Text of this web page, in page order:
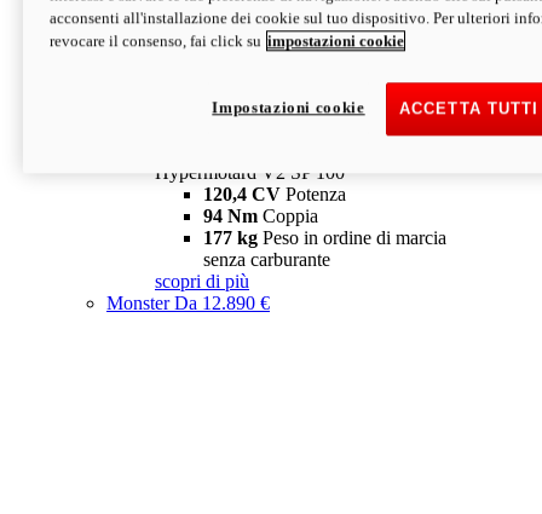
177 kgPeso in ordine di marcia
senza carburante
Depotenziata 35 kW: 18.890 € i
configura scopri di più
Hypermotard V2 SP 100
120,4 CV Potenza
94 Nm Coppia
177 kg Peso in ordine di marcia
senza carburante
scopri di più
MonsterDa 12.890 €
acconsenti all'installazione dei cookie sul tuo dispositivo. Per ulteriori
revocare il consenso, fai click su impostazioni cookie
ACCETTA
Impostazioni cookie